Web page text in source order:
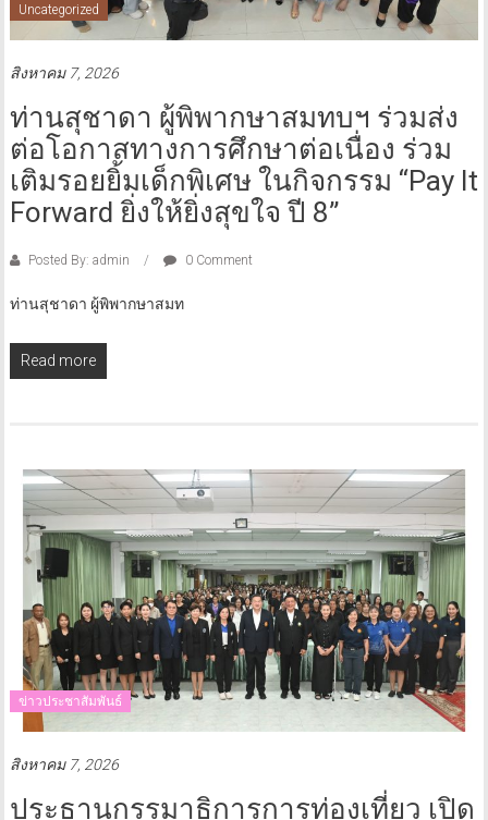
Uncategorized
สิงหาคม 7, 2026
ท่านสุชาดา ผู้พิพากษาสมทบฯ ร่วมส่ง
ต่อโอกาสทางการศึกษาต่อเนื่อง ร่วม
เติมรอยยิ้มเด็กพิเศษ ในกิจกรรม “Pay It
Forward ยิ่งให้ยิ่งสุขใจ ปี 8”
Posted By: admin 0 Comment
ท่านสุชาดา ผู้พิพากษาสมท
Read more
ข่าวประชาสัมพันธ์
สิงหาคม 7, 2026
ประธานกรรมาธิการการท่องเที่ยว เปิด